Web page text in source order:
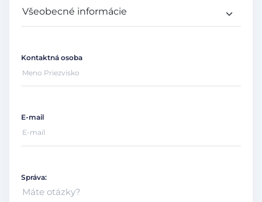
Kontaktná osoba
E-mail
Správa: